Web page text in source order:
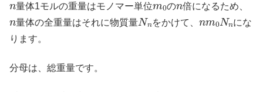
量体1モルの重量はモノマー単位 の 倍になるため、
量体の全重量はそれに物質量
Nn
をかけて、
Nn
にな
ります。
分母は、総重量です。